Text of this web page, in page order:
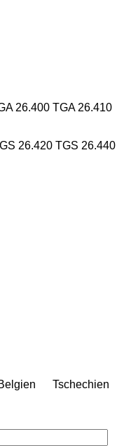
26.400 TGA 26.410
26.420 TGS 26.440
Tschechien